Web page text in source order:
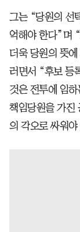
그는 “당원의 선
억해야 한다”며
더욱 당원의 뜻
러면서 “후보 등
것은 전투에 임
책임당원을 가진
의 각오로 싸워